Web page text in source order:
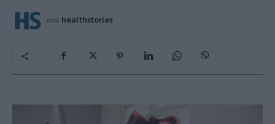
από healthstories